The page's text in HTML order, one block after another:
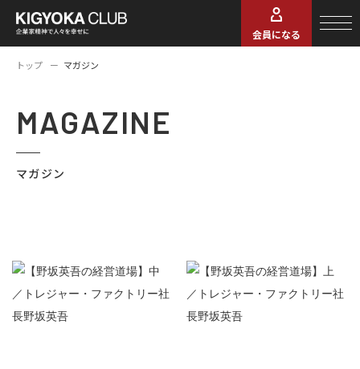
会員になる
トップ マガジン
MAGAZINE
マガジン